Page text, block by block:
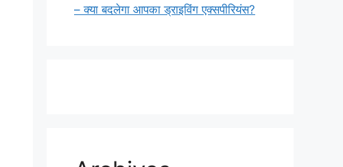
– क्या बदलेगा आपका ड्राइविंग एक्सपीरियंस?